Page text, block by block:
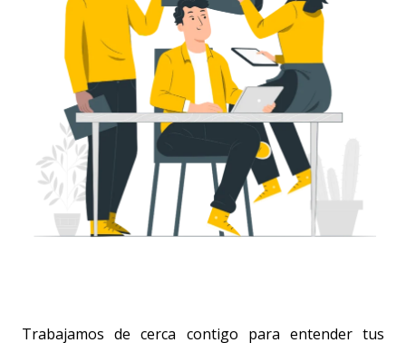
Trabajamos de cerca contigo para entender tus